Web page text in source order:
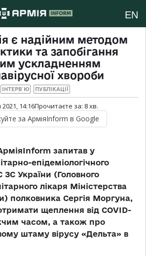
EN
є надійним методом
та запобігання
ускладненням
хвороби
ІНТЕРВ`Ю ПУБЛІКАЦІЇ
14:16Прочитаєте за: 8хв.
за АрміяInform в Google
запитав у
епідеміологічного
України (Головного
лікаря Міністерства
полковника Сергія Моргуна,
щеплення від COVID-
часом, а також про
штаму вірусу «Дельта» в